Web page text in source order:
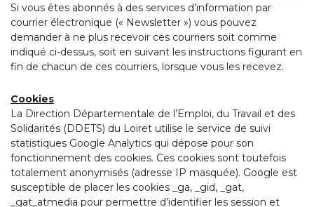
Si vous êtes abonnés à des services d’information par
courrier électronique (« Newsletter ») vous pouvez
demander à ne plus recevoir ces courriers soit comme
indiqué ci-dessus, soit en suivant les instructions figurant en
fin de chacun de ces courriers, lorsque vous les recevez.
Cookies
La Direction Départementale de l’Emploi, du Travail et des
Solidarités (DDETS) du Loiret utilise le service de suivi
statistiques Google Analytics qui dépose pour son
fonctionnement des cookies. Ces cookies sont toutefois
totalement anonymisés (adresse IP masquée). Google est
susceptible de placer les cookies _ga, _gid, _gat,
_gat_atmedia pour permettre d’identifier les session et